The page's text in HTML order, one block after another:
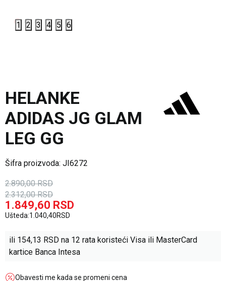
1 2 3 4 5 6
HELANKE
ADIDAS JG GLAM
LEG GG
Šifra proizvoda: JI6272
2.890,00 RSD
2.312,00 RSD
1.849,60 RSD
Ušteda:1.040,40RSD
ili 154,13 RSD na 12 rata koristeći Visa ili MasterCard
kartice Banca Intesa
Obavesti me kada se promeni cena